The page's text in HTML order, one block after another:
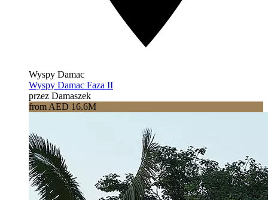
Wyspy Damac
Wyspy Damac Faza II
przez Damaszek
from AED 16.6M